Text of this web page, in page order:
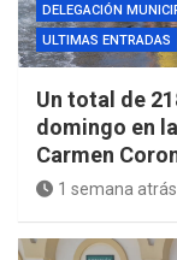
DELEGACIÓN
ULTIMAS ENTRADAS
Un total de
domingo en
Carmen
1 semana atrás